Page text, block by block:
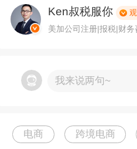
结合跨境电商的业务场景
司都会对接亚马逊、
产生境外预提税、平台佣
求如实填报，和平台账单
从业内接触的大量案例来
心痛点，从来都不是不会
Ken叔税服你
美加公司注册|报税|财务
业务，另外可提供加拿
我来说两句~
电商 跨境电商